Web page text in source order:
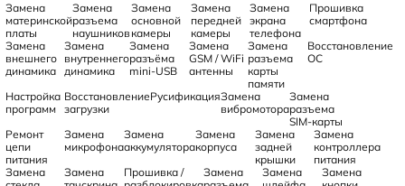
Замена
материнской
платы
Замена
разъема
наушников
Замена
основной
камеры
Замена
передней
камеры
Замена
экрана
телефона
Прошивка
смартфона
Замена
внешнего
динамика
Замена
внутреннего
динамика
Замена
разъёма
mini-USB
Замена
GSM / WiFi
антенны
Замена
разъема
карты
памяти
Восстановление
ОС
Настройка
программ
Восстановление
загрузки
РусификацияЗамена
вибромотора
Замена
разъема
SIM-карты
Ремонт
цепи
питания
Замена
микрофона
Замена
аккумулятора
Замена
корпуса
Замена
задней
крышки
Замена
контроллера
питания
Замена
Замена
Прошивка /
Замена
Замена
Замена